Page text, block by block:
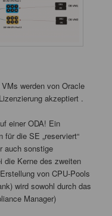
werden von Oracle
akzeptiert .
einer ODA! Ein
die SE „reserviert“
auch sonstige
die Kerne des zweiten
von CPU-Pools
wird sowohl durch das
Manager)